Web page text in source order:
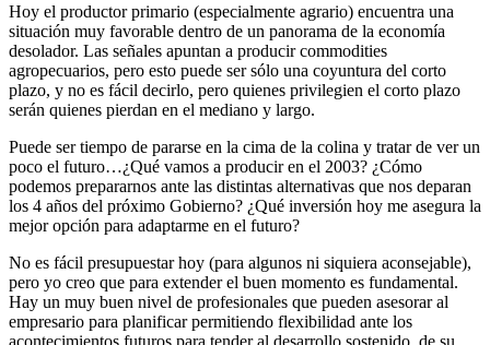
Hoy el productor primario (especialmente agrario) encuentra una
situación muy favorable dentro de un panorama de la economía
desolador. Las señales apuntan a producir commodities
agropecuarios, pero esto puede ser sólo una coyuntura del corto
plazo, y no es fácil decirlo, pero quienes privilegien el corto plazo
serán quienes pierdan en el mediano y largo.
Puede ser tiempo de pararse en la cima de la colina y tratar de ver un
poco el futuro…¿Qué vamos a producir en el 2003? ¿Cómo
podemos prepararnos ante las distintas alternativas que nos deparan
los 4 años del próximo Gobierno? ¿Qué inversión hoy me asegura la
mejor opción para adaptarme en el futuro?
No es fácil presupuestar hoy (para algunos ni siquiera aconsejable),
pero yo creo que para extender el buen momento es fundamental.
Hay un muy buen nivel de profesionales que pueden asesorar al
empresario para planificar permitiendo flexibilidad ante los
acontecimientos futuros para tender al desarrollo sostenido, de su